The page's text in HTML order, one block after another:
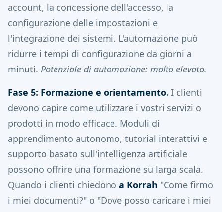
account, la concessione dell'accesso, la
configurazione delle impostazioni e
l'integrazione dei sistemi. L'automazione può
ridurre i tempi di configurazione da giorni a
minuti. Potenziale di automazione: molto elevato.
Fase 5: Formazione e orientamento. I clienti
devono capire come utilizzare i vostri servizi o
prodotti in modo efficace. Moduli di
apprendimento autonomo, tutorial interattivi e
supporto basato sull'intelligenza artificiale
possono offrire una formazione su larga scala.
Quando i clienti chiedono a Korrah "Come firmo
i miei documenti?" o "Dove posso caricare i miei